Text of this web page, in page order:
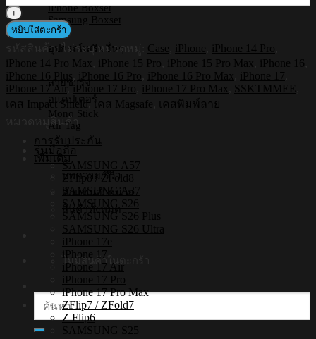
iPhone Boxset
Samsung Boxset
อุปกรณ์เสริมอื่นๆ
สายชาร์จ
อแดปเตอร์
Mono Stick
Air Tag
การรับประกัน
เพิ่มเติม
บทความ/รีวิว
ตัวแทนจำหน่าย
สินค้าทั้งหมด
ไม่มีสินค้าในตะกร้า
ค้นหา:
Magsafe
Shockproof
Case
SSKTMMEE2
[iPhone17/iPhone16/iPhone15/iPhone14]
-
เคส
เหล็ก
หยิบใส่ตะกร้า
รหัสสินค้า: ไม่ระบุ หมวดหมู่: Case iPhone iPhone 14 Pro
iPhone 14 Pro Max
iPhone 15 Pro iPhone 15 Pro Max iPhone 16
iPhone 16 Plus
iPhone 16 Pro iPhone 16 Pro Max iPhone 17
iPhone 17 Air,iPhone 17 Pro iPhone 17 Pro Max SSKTMMEE
เคส Impact Shield,เคส Magsafe
เคสพิมพ์ลาย
หมวดหมู่สินค้า
รุ่นมือถือ
SAMSUNG A57
ZFlip8 / ZFold8
SAMSUNG A37
SAMSUNG S26
SAMSUNG S26 Plus
SAMSUNG S26 Ultra
iPhone 17e
iPhone 17
iPhone 17 Air
iPhone 17 Pro
iPhone 17 Pro Max
ZFlip7 / ZFold7
Z Flip6
SAMSUNG S25